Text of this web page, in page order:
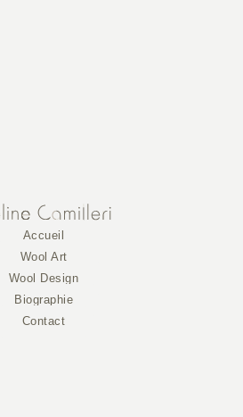
Accueil
Wool Art
Wool Design
Biographie
Contact